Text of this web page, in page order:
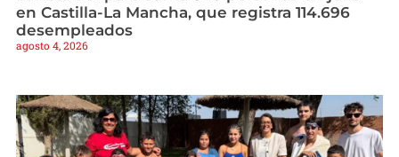
en Castilla-La Mancha, que registra 114.696
desempleados
agosto 4, 2026